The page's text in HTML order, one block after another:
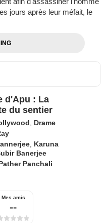
jours après leur méfait, le
d'Apu : La
du sentier
Drame
Karuna
Banerjee
Panchali
Mes amis
--